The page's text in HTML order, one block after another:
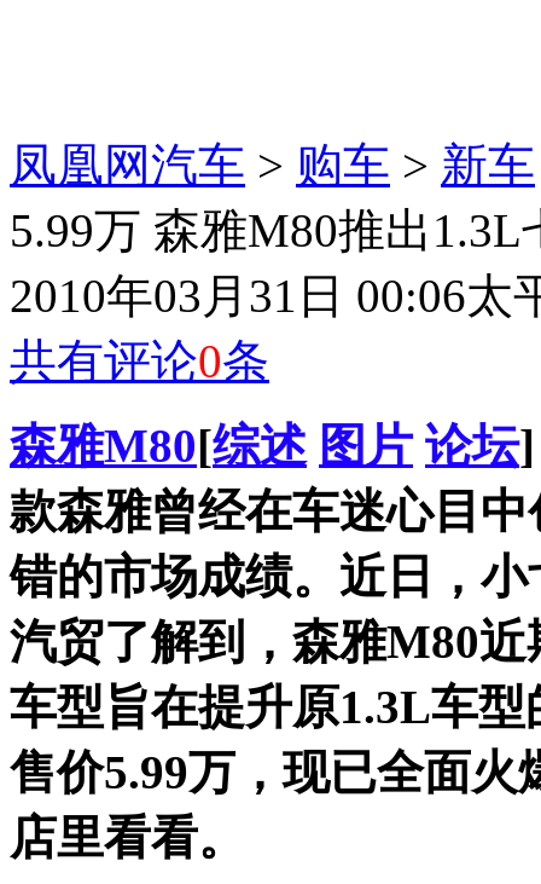
凤凰网汽车 > 购车 > 新车
5.99万 森雅M80推出1.3L
2010年03月31日 00:06太
共有评论0条
森雅M80[综述 图片 论坛
款森雅曾经在车迷心目
错的市场成绩。近日，小
汽贸了解到，森雅M80
车型旨在提升原1.3L车
售价5.99万，现已全面
店里看看。